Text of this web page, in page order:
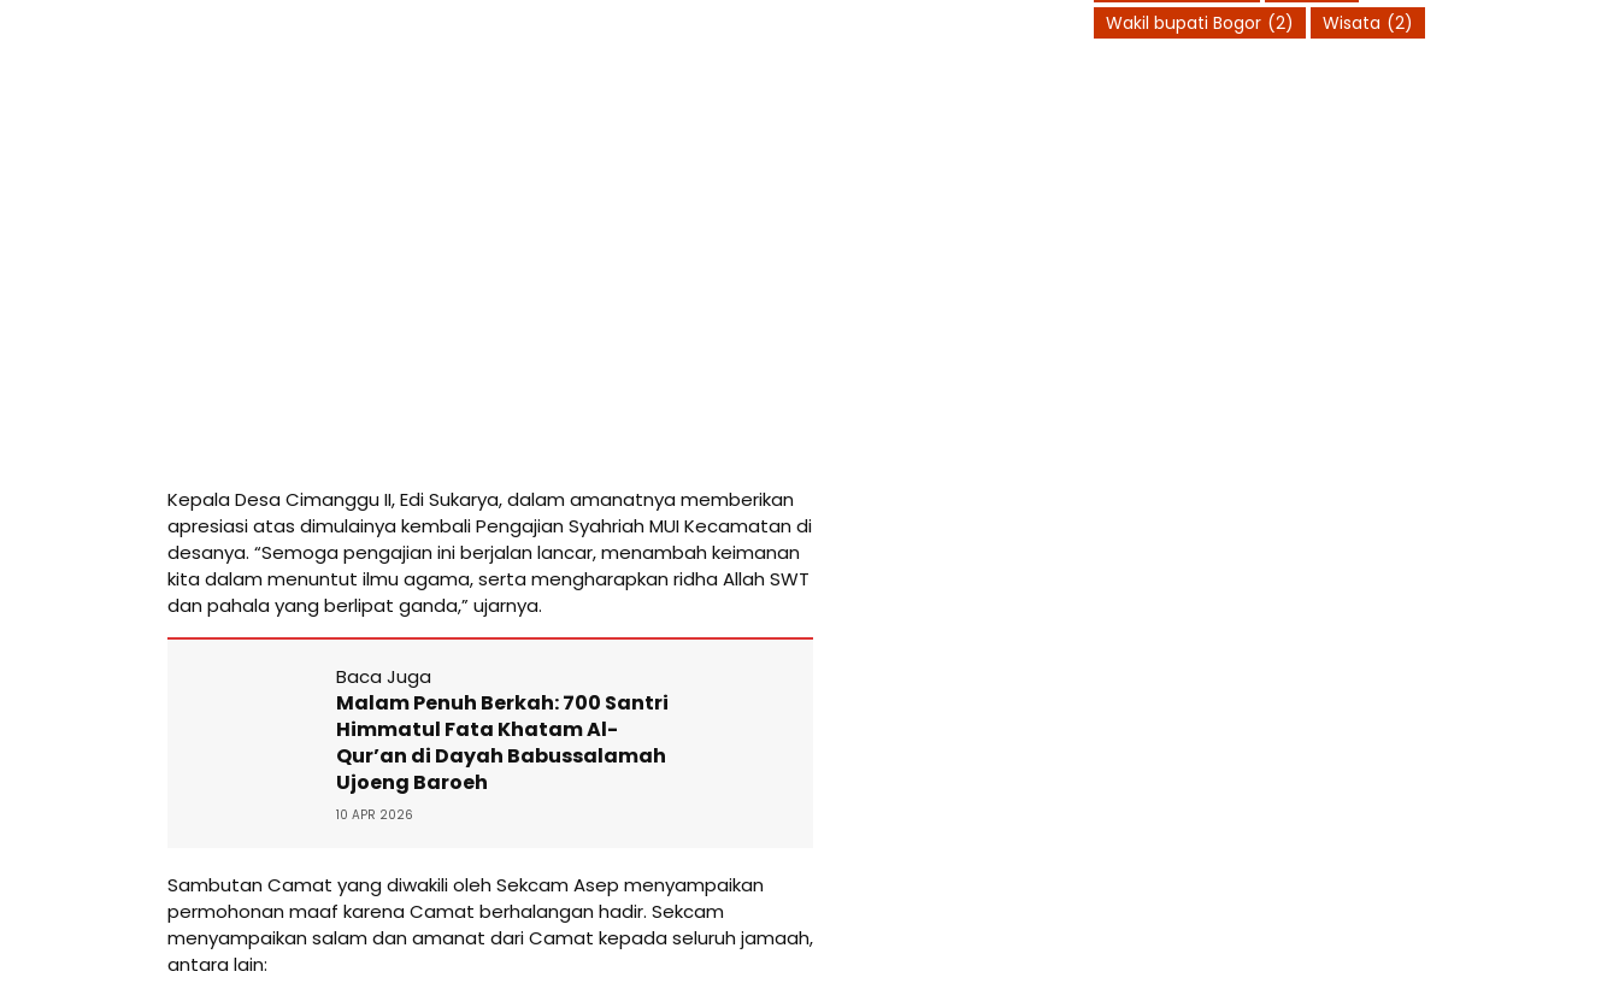
Kepala Desa Cimanggu II, Edi Sukarya, dalam amanatnya memberikan
apresiasi atas dimulainya kembali Pengajian Syahriah MUI Kecamatan di
desanya. “Semoga pengajian ini berjalan lancar, menambah keimanan
kita dalam menuntut ilmu agama, serta mengharapkan ridha Allah SWT
dan pahala yang berlipat ganda,” ujarnya.
Baca Juga
Malam Penuh Berkah: 700 Santri
Himmatul Fata Khatam Al-
Qur’an di Dayah Babussalamah
Ujoeng Baroeh
10 APR 2026
Sambutan Camat yang diwakili oleh Sekcam Asep menyampaikan
permohonan maaf karena Camat berhalangan hadir. Sekcam
menyampaikan salam dan amanat dari Camat kepada seluruh jamaah,
antara lain:
Wakil bupati Bogor (2) Wisata (2)